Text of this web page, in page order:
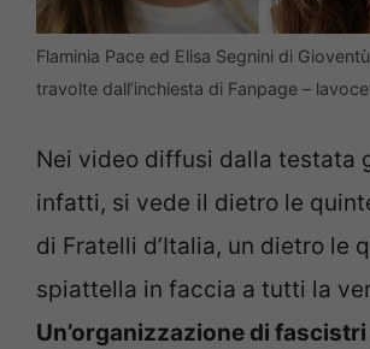
Flaminia Pace ed Elisa Segnini di
travolte dall’inchiesta di Fanpage –
Nei video diffusi dalla testata
infatti, si vede il dietro le
di Fratelli d’Italia, un dietro le
spiattella in faccia a tutti la
Un’organizzazione di